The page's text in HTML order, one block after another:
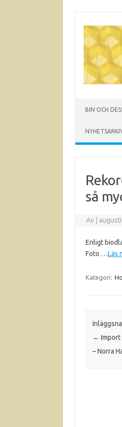
innehåll
BIN OCH
så
Av
Enligt
Foto …Läs
Kategori:
← Import
– Norra